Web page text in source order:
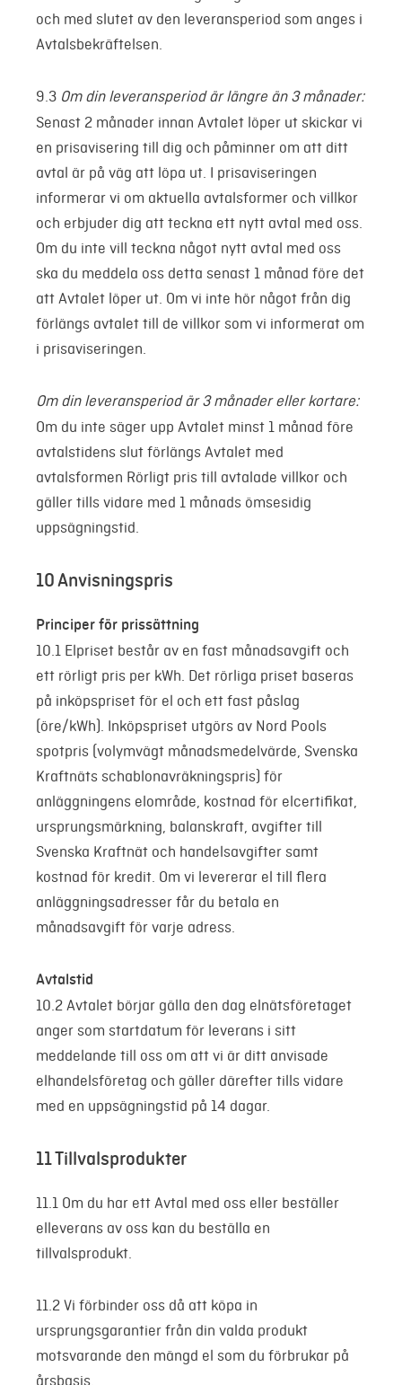
och med slutet av den leveransperiod som anges i
Avtalsbekräftelsen.
9.3 Om din leveransperiod är längre än 3 månader:
Senast 2 månader innan Avtalet löper ut skickar vi
en prisavisering till dig och påminner om att ditt
avtal är på väg att löpa ut. I prisaviseringen
informerar vi om aktuella avtalsformer och villkor
och erbjuder dig att teckna ett nytt avtal med oss.
Om du inte vill teckna något nytt avtal med oss
ska du meddela oss detta senast 1 månad före det
att Avtalet löper ut. Om vi inte hör något från dig
förlängs avtalet till de villkor som vi informerat om
i prisaviseringen.
Om din leveransperiod är 3 månader eller kortare:
Om du inte säger upp Avtalet minst 1 månad före
avtalstidens slut förlängs Avtalet med
avtalsformen Rörligt pris till avtalade villkor och
gäller tills vidare med 1 månads ömsesidig
uppsägningstid.
10 Anvisningspris
Principer för prissättning
10.1 Elpriset består av en fast månadsavgift och
ett rörligt pris per kWh. Det rörliga priset baseras
på inköpspriset för el och ett fast påslag
(öre/kWh). Inköpspriset utgörs av Nord Pools
spotpris (volymvägt månadsmedelvärde, Svenska
Kraftnäts schablonavräkningspris) för
anläggningens elområde, kostnad för elcertifikat,
ursprungsmärkning, balanskraft, avgifter till
Svenska Kraftnät och handelsavgifter samt
kostnad för kredit. Om vi levererar el till flera
anläggningsadresser får du betala en
månadsavgift för varje adress.
Avtalstid
10.2 Avtalet börjar gälla den dag elnätsföretaget
anger som startdatum för leverans i sitt
meddelande till oss om att vi är ditt anvisade
elhandelsföretag och gäller därefter tills vidare
med en uppsägningstid på 14 dagar.
11 Tillvalsprodukter
11.1 Om du har ett Avtal med oss eller beställer
elleverans av oss kan du beställa en
tillvalsprodukt.
11.2 Vi förbinder oss då att köpa in
ursprungsgarantier från din valda produkt
motsvarande den mängd el som du förbrukar på
årsbasis.